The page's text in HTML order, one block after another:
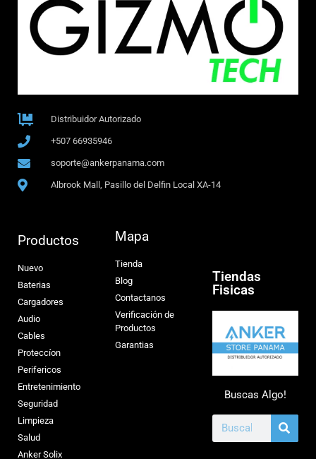
Distribuidor Autorizado
+507 66935946
soporte@ankerpanama.com
Albrook Mall, Pasillo del Delfin Local XA-14
Productos
Nuevo
Baterias
Cargadores
Audio
Cables
Proteccíon
Perifericos
Entretenimiento
Seguridad
Limpieza
Salud
Anker Solix
Mapa
Tienda
Blog
Contactanos
Verificación de
Productos
Garantias
Tiendas
Fisicas
Buscas Algo!